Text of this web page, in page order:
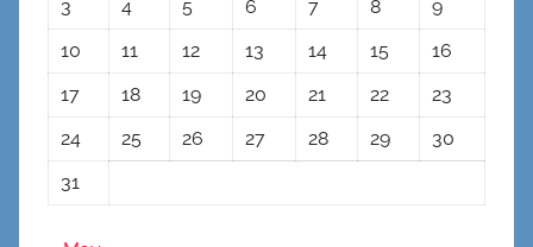
3
4 5 6 7 8
9
10
11 12 13 14 15
16
17
18 19 20 21 22
23
24
25 26 27 28 29
30
31